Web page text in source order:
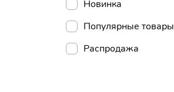
Новинка
Популярные товары
Распродажа